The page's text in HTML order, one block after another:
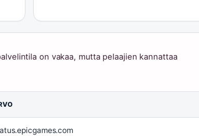
on vakaa, mutta pelaajien kannattaa